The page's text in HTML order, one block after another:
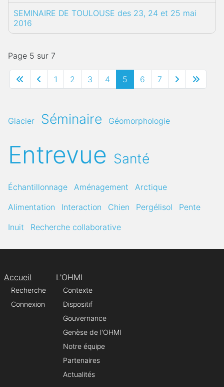
SEMINAIRE DE TOULOUSE des 23, 24 et 25 mai
2016
Page 5 sur 7
1 2 3 4 5 6 7
Glacier Séminaire Géomorphologie
Entrevue Santé
Échantillonnage Aménagement
Arctique
Alimentation
Interaction Chien Pergélisol
Pente
Inuit
Recherche collaborative
Accueil
Recherche
Connexion
L'OHMI
Contexte
Dispositif
Gouvernance
Genèse de l'OHMI
Notre équipe
Partenaires
Actualités